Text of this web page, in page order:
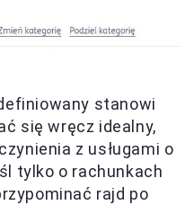
stanowi
się wręcz idealny,
z usługami o
tylko o rachunkach
rajd po